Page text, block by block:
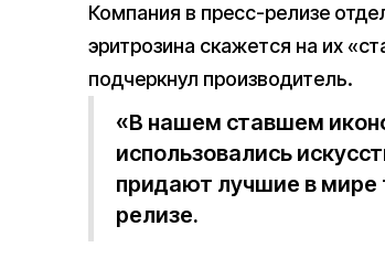
Компания в пресс-релизе
эритрозина скажется на их
подчеркнул производитель.
«В нашем ставшем
использовались
придают лучшие в мире
релизе.